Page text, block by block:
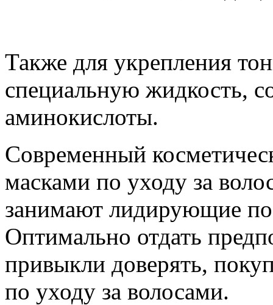
Также для укрепления
специальную жидкость,
аминокислоты.
Современный
масками по уходу за
занимают лидирующие
Оптимально отдать
привыкли доверять,
по уходу за волосами.